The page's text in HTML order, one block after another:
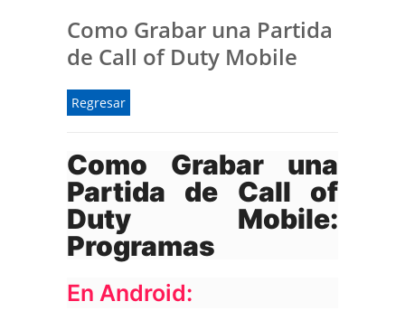
Como Grabar una Partida
de Call of Duty Mobile
Regresar
Como Grabar una
Partida de Call of
Duty Mobile:
Programas
En Android: